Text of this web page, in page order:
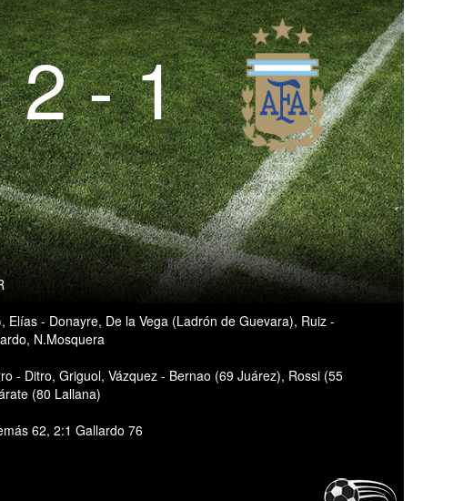
2 - 1
Elías - Donayre, De la Vega (Ladrón de Guevara), Ruiz -
N.Mosquera
- Ditro, Griguol, Vázquez - Bernao (69 Juárez), Rossi (55
(80 Lallana)
62, 2:1 Gallardo 76